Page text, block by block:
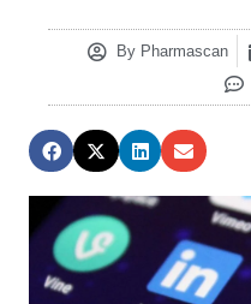
ByPharmascan